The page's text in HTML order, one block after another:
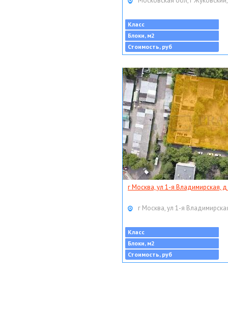
Класс
Блоки, м2
Стоимость, руб
г Москва, ул 1-я Владимирская, д
г Москва, ул 1-я
Класс
Блоки, м2
Стоимость, руб